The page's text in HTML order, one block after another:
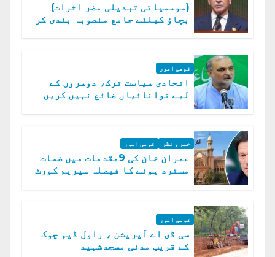
(موسمیاتی تبدیلی مضر اثرات)
بچاؤ کیلئے جامع منصوبہ بندی کر
قومی امور
اتحادی سیاست ترک، دوسروں کے
لیے توانائیاں ضائع نہیں کریں
خبر و نظر قومی امور
عمران خان کی 9مقدمات میں ضمات
مسترد ہونے کا فیصلہ سپریم کورٹ
قومی امور
سی ڈی اے آپریشن ، راول ڈیم چوک
کے قریب مدنی مسجدشہید